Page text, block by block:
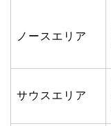
ノースエリア
サウスエリア